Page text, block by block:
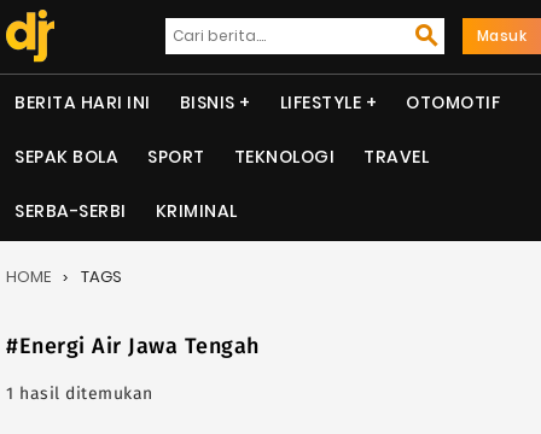
Masuk
BERITA HARI INI BISNIS LIFESTYLE OTOMOTIF
SEPAK BOLA SPORT TEKNOLOGI TRAVEL
SERBA-SERBI KRIMINAL
HOME TAGS
#Energi Air Jawa Tengah
1 hasil ditemukan